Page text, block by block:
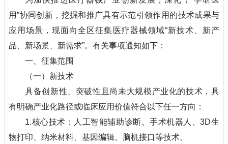
用”协同创新，挖掘和推广具有示范引领作用的技术成果与
应用场景，现面向全区征集医疗器械领域“新技术、新产
品、新场景、新需求”。有关事项通知如下：
一、征集范围
（一）新技术
具备创新性、突破性且尚未大规模产业化的技术，具
有明确产业化路径或临床应用价值符合以下任一方向：
1.核心技术：人工智能辅助诊断、手术机器人、3D生
物打印、纳米材料、基因编辑、脑机接口等技术。